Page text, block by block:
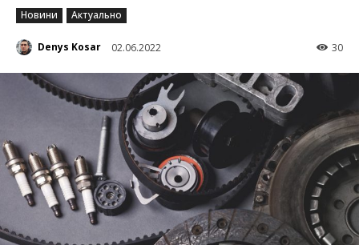
Новини Актуально
Denys Kosar 02.06.2022 30